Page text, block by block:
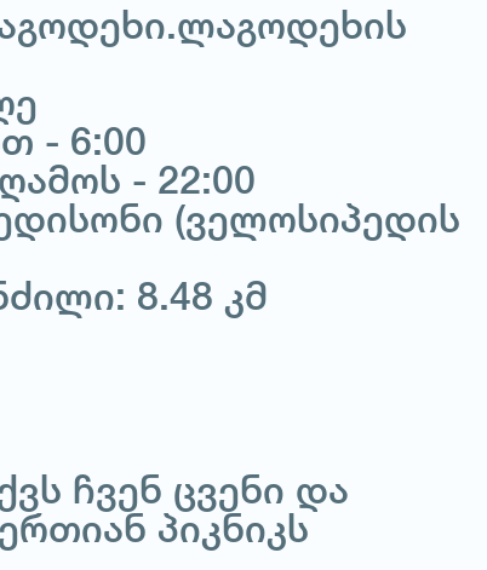
- 6:00
- 22:00
(ველოსიპედის
8.48 კმ
ჩვენ ცვენი და
პიკნიკს